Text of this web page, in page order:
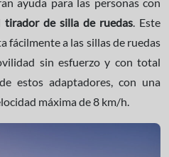
ayuda para las personas con
tirador de silla de ruedas. Este
fácilmente a las sillas de ruedas
sin esfuerzo y con total
estos adaptadores, con una
máxima de 8 km/h.